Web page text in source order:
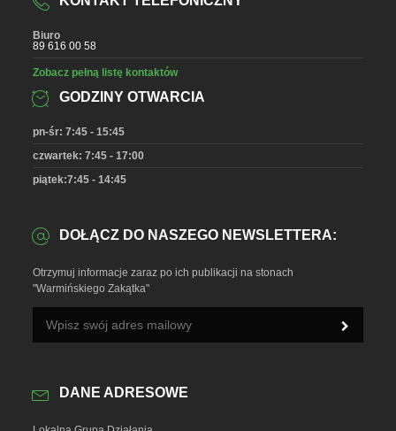
Biuro
89 616 00 58
Zobacz pełną listę kontaktów
GODZINY OTWARCIA
pn-śr: 7:45 - 15:45
czwartek: 7:45 - 17:00
piątek:7:45 - 14:45
DOŁĄCZ DO NASZEGO NEWSLETTERA:
Otrzymuj informacje zaraz po ich publikacji na stonach
"Warmińskiego Zakątka"
DANE ADRESOWE